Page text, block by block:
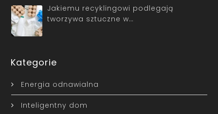
Jakiemu recyklingowi podlegają
tworzywa sztuczne w…
Kategorie
Energia odnawialna
Inteligentny dom